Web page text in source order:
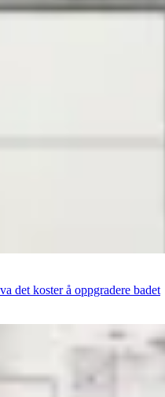
det koster å oppgradere badet